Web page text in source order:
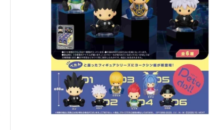
＞刀劍神域
＞火影忍者
＞初音未來
＞一拳超人
＞數碼寶貝
＞超人力霸王
＞假面騎士
＞蠟
＞三麗
＞嚕
＞其